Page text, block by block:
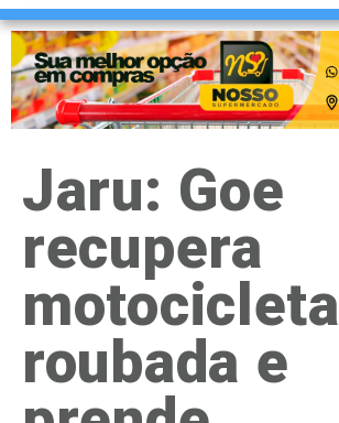
Jaru: Goe
recupera
motocicleta
roubada e